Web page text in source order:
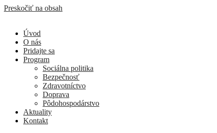
Preskočiť na obsah
Úvod
O nás
Pridajte sa
Program
Sociálna politika
Bezpečnosť
Zdravotníctvo
Doprava
Pôdohospodárstvo
Aktuality
Kontakt